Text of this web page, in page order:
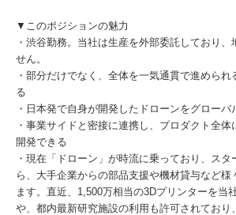
▼このポジションの魅力
・渋谷勤務。当社は生産を外部委託しており、
せん。
・部分だけでなく、全体を一気通貫で進めら
る
・日本発で自身が開発したドローンをグローバ
・事業サイドと密接に連携し、プロダクト全
開発できる
・現在「ドローン」が時流に乗っており、ス
ら、大手企業からの部品支援や機材貸与など様
ます。直近、1,500万相当の3Dプリンターを当
や、都内最新研究施設の利用も許可されており